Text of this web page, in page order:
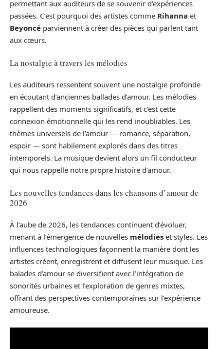
permettant aux auditeurs de se souvenir d’expériences
passées. C’est pourquoi des artistes comme Rihanna et
Beyoncé parviennent à créer des pièces qui parlent tant
aux cœurs.
La nostalgie à travers les mélodies
Les auditeurs ressentent souvent une nostalgie profonde
en écoutant d’anciennes ballades d’amour. Les mélodies
rappellent des moments significatifs, et c’est cette
connexion émotionnelle qui les rend inoubliables. Les
thèmes universels de l’amour — romance, séparation,
espoir — sont habilement explorés dans des titres
intemporels. La musique devient alors un fil conducteur
qui nous rappelle notre propre histoire d’amour.
Les nouvelles tendances dans les chansons d’amour de
2026
À l’aube de 2026, les tendances continuent d’évoluer,
menant à l’émergence de nouvelles mélodies et styles. Les
influences technologiques façonnent la manière dont les
artistes créent, enregistrent et diffusent leur musique. Les
balades d’amour se diversifient avec l’intégration de
sonorités urbaines et l’exploration de genres mixtes,
offrant des perspectives contemporaines sur l’expérience
amoureuse.